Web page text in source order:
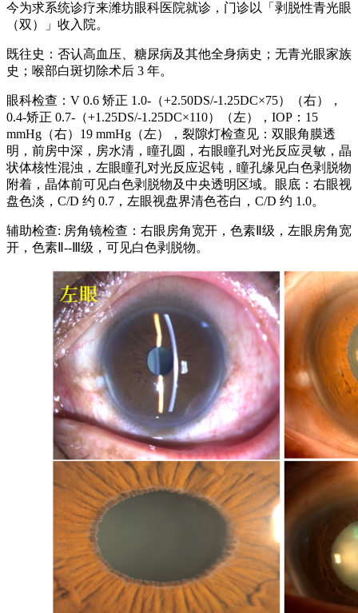
今为求系统诊疗来潍坊眼科医院就诊，门诊以「剥脱性青光眼
（双）」收入院。
既往史：否认高血压、糖尿病及其他全身病史；无青光眼家族
史；喉部白斑切除术后 3 年。
眼科检查：V 0.6 矫正 1.0-（+2.50DS/-1.25DC×75）（右），
0.4-矫正 0.7-（+1.25DS/-1.25DC×110）（左），IOP：15
mmHg（右）19 mmHg（左），裂隙灯检查见：双眼角膜透
明，前房中深，房水清，瞳孔圆，右眼瞳孔对光反应灵敏，晶
状体核性混浊，左眼瞳孔对光反应迟钝，瞳孔缘见白色剥脱物
附着，晶体前可见白色剥脱物及中央透明区域。眼底：右眼视
盘色淡，C/D 约 0.7，左眼视盘界清色苍白，C/D 约 1.0。
辅助检查: 房角镜检查：右眼房角宽开，色素Ⅱ级，左眼房角宽
开，色素Ⅱ--Ⅲ级，可见白色剥脱物。